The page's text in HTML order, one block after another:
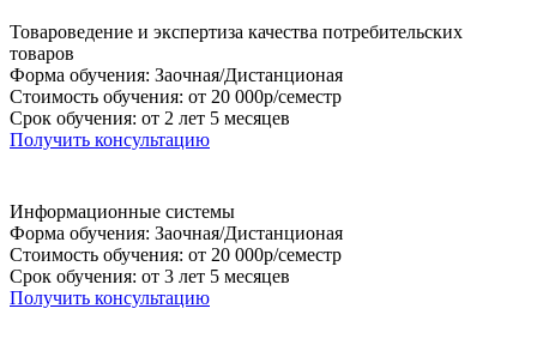
Товароведение и экспертиза качества потребительских
товаров
Форма обучения: Заочная/Дистанционая
Стоимость обучения: от 20 000р/семестр
Срок обучения: от 2 лет 5 месяцев
Получить консультацию
Информационные системы
Форма обучения: Заочная/Дистанционая
Стоимость обучения: от 20 000р/семестр
Срок обучения: от 3 лет 5 месяцев
Получить консультацию